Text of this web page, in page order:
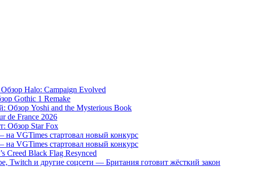
Halo: Campaign Evolved
Gothic 1 Remake
Обзор Yoshi and the Mysterious Book
de France 2026
Обзор Star Fox
на VGTimes стартовал новый конкурс
на VGTimes стартовал новый конкурс
Creed Black Flag Resynced
Twitch и другие соцсети — Британия готовит жёсткий закон